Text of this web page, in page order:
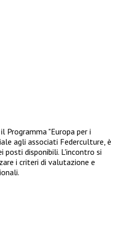
"Europa per i
agli associati Federculture, è
posti disponibili. L'incontro si
i criteri di valutazione e